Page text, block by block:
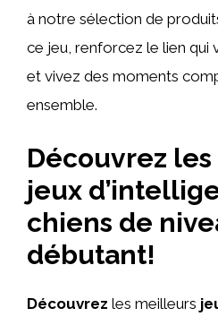
à notre sélection de
ce jeu, renforcez le lien qui
et vivez des moments
ensemble.
Découvrez
jeux
chiens de
débutant!
Découvrez les meilleurs